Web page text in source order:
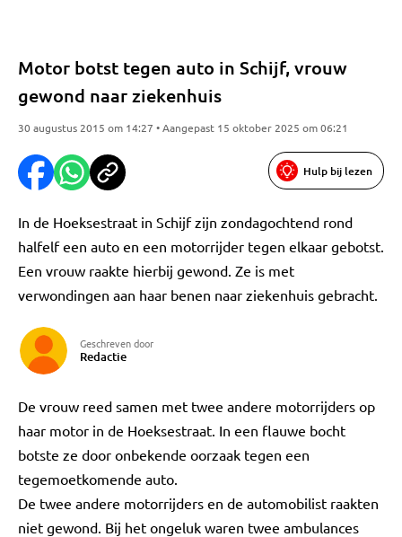
Motor botst tegen auto in Schijf, vrouw
gewond naar ziekenhuis
30 augustus 2015 om 14:27 • Aangepast 15 oktober 2025 om 06:21
Hulp bij lezen
In de Hoeksestraat in Schijf zijn zondagochtend rond
halfelf een auto en een motorrijder tegen elkaar gebotst.
Een vrouw raakte hierbij gewond. Ze is met
verwondingen aan haar benen naar ziekenhuis gebracht.
Geschreven door
Redactie
De vrouw reed samen met twee andere motorrijders op
haar motor in de Hoeksestraat. In een flauwe bocht
botste ze door onbekende oorzaak tegen een
tegemoetkomende auto.
De twee andere motorrijders en de automobilist raakten
niet gewond. Bij het ongeluk waren twee ambulances